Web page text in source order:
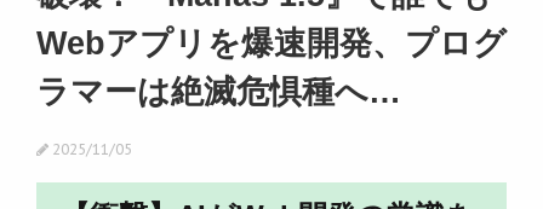
Webアプリを爆速開発、プログ
ラマーは絶滅危惧種へ…
2025/11/05